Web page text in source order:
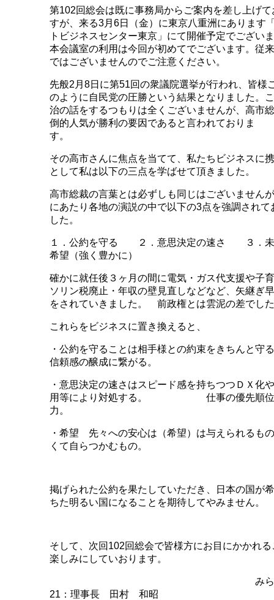
第102回総会は既に事務局からご案内を差し上げて
すが、来る3月6日（金）に東京八重洲にあります
トビジネスセンター東京」にて開催予定でござ
本会議室の利用は今回が初めてでございます。従
ではございませんのでご注意ください。
先般2月8日に第51回の衆議院選挙が行われ、皆様
のように自民党の圧勝という結果となりました。
治の話をするつもりは全くございませんが、高市
倒的人気が勝利の要因であると言われておりま
す
その高市さんに焦点を当てて、私たちビジネスに
として私は以下の三点を学ばせて頂きました。
高市総裁の言葉とは必ずしも同じはございません
にあたり各地の演説の中で以下の3点を強調されて
した。
１．公約を守る ２．意思決定の速さ ３．未
希望（強く豊かに）
確かに就任後３ヶ月の間に電気・ガス代支援や子
ソリン税廃止・年収の壁見直しなどなど、矢継ぎ
をされていきました。 前政権とは雲泥の差でし
これらをビジネスに置き換えると、
・公約を守ることは相手様との約束をきちんと
信頼感の醸成に繋がる。
・意思決定の速さはスピード感を持ちつつＤＸ化
用等により対処する。 仕事の優先順位
力。
・希望 先々への安心は（希望）は与えられるも
くて自らつかむもの。
掲げられた公約を果たしていただき、日本の国が
ちた明るい国になることを期待してやみません。
そして、次回102回総会で皆様方にお目にかかれる
楽しみにしていおります。
みら
21：理事長 田村 和昭